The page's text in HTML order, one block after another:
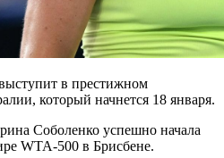
в престижном
который начнется 18 января.
Соболенко успешно начала
WTA-500 в Брисбене.